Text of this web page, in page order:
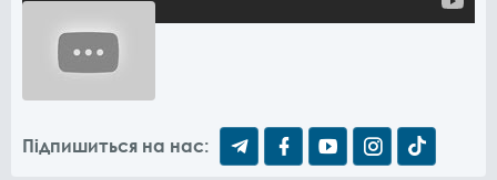
Підпишиться на нас: